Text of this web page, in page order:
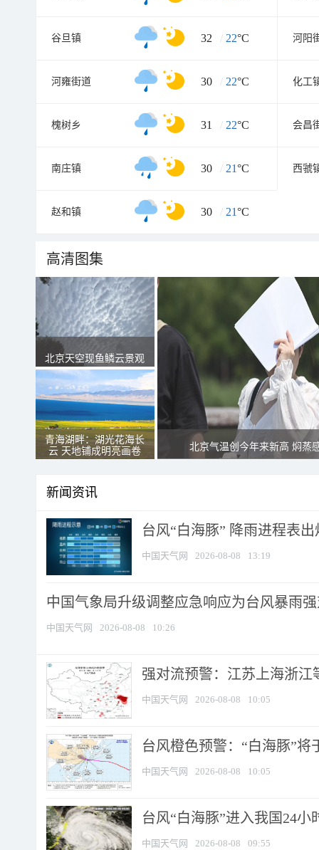
谷旦镇 32 / 22°C 河阳
河雍街道 30 / 22°C 化工
槐树乡 31 / 22°C 会昌
南庄镇 30 / 21°C 西虢
赵和镇 30 / 21°C
高清图集
北京天空现鱼鳞云景观
青海湖畔：湖光花海长
云 天地铺成明亮画卷
北京气温创今年来新高 焖蒸
新闻资讯
台风“白海豚” 降雨进程表
中国天气网 2026-08-08 13:19
中国气象局升级调整应急响应为台风暴雨
中国天气网 2026-08-08 10:26
强对流预警：江苏上海浙江
中国天气网 2026-08-08 10:05
台风橙色预警：“白海豚”将
中国天气网 2026-08-08 10:05
台风“白海豚”进入我国24
中国天气网 2026-08-08 09:55